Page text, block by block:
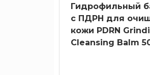
Гидрофильный
с ПДРН для
кожи PDRN
Cleansing Balm